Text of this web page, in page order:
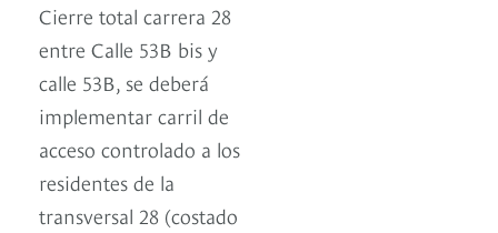
Cierre total carrera 28
entre Calle 53B bis y
calle 53B, se deberá
implementar carril de
acceso controlado a los
residentes de la
transversal 28 (costado